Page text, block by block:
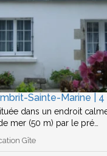
Sainte-Marine | 4
dans un endroit
mer (50 m) par le pré…
Gîte